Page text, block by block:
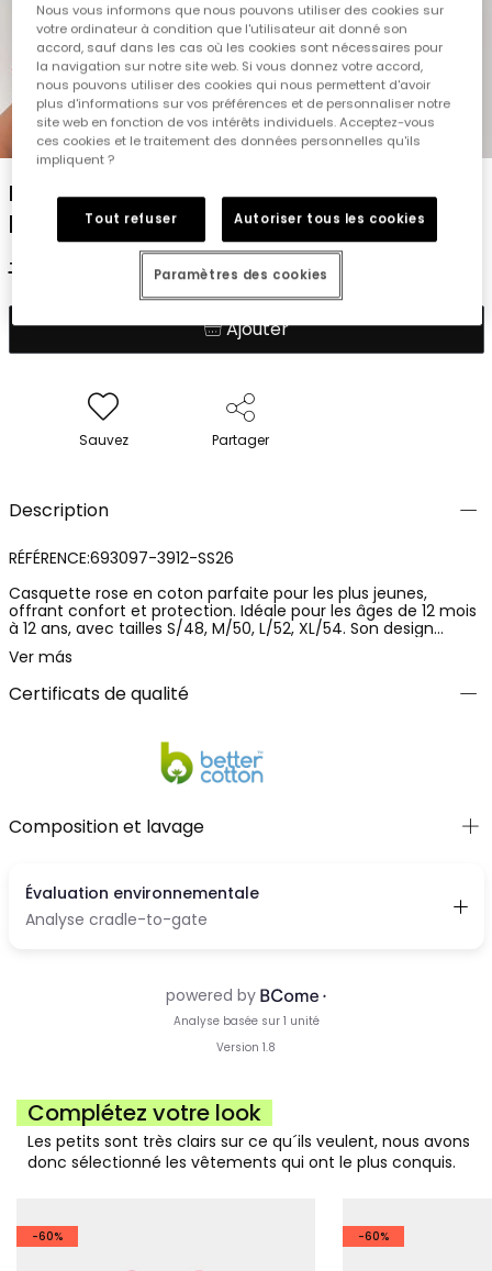
1 2 3 4
Bonnet en coton rose avec motifs de
palmiers
19,95 €
9,95 € 7,95 €
Ajouter
Sauvez Partager
Description
RÉFÉRENCE:693097-3912-SS26
Casquette rose en coton parfaite pour les plus jeunes,
offrant confort et protection. Idéale pour les âges de 12 mois
à 12 ans, avec tailles S/48, M/50, L/52, XL/54. Son design
intègre des palmiers brodés, ajoutant une touche tropicale et
amusante. Légère et respirante, elle est adaptée pour les
journées ensoleillées. Sa couleur rose vibrante la rend facile à
assortir avec n'importe quelle tenue décontractée, étant un
Ver más
Certificats de qualité
Composition et lavage
Complétez votre look
Les petits sont très clairs sur ce qu´ils veulent, nous avons
donc sélectionné les vêtements qui ont le plus conquis.
-60% -60%
Nous vous informons que nous pouvons utiliser des cookies sur
votre ordinateur à condition que l'utilisateur ait donné son
accord, sauf dans les cas où les cookies sont nécessaires pour
la navigation sur notre site web. Si vous donnez votre accord,
nous pouvons utiliser des cookies qui nous permettent d'avoir
plus d'informations sur vos préférences et de personnaliser notre
site web en fonction de vos intérêts individuels. Acceptez-vous
ces cookies et le traitement des données personnelles qu'ils
impliquent ?
Tout refuser Autoriser tous les cookies
Paramètres des cookies